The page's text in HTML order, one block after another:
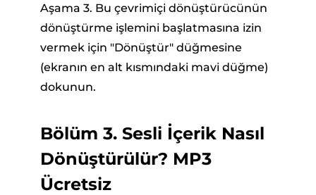
Aşama 3. Bu çevrimiçi dönüştürücünün
dönüştürme işlemini başlatmasına izin
vermek için "Dönüştür" düğmesine
(ekranın en alt kısmındaki mavi düğme)
dokunun.
Bölüm 3. Sesli İçerik Nasıl
Dönüştürülür? MP3
Ücretsiz